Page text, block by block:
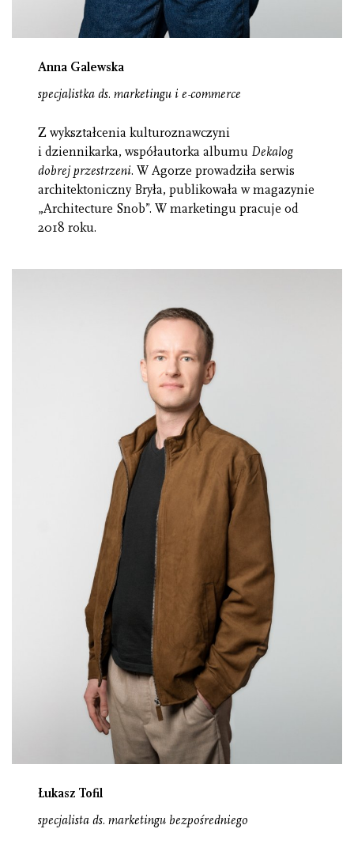
Anna Galewska
specjalistka ds. marketingu i e-commerce
Z wykształcenia kulturoznawczyni
i dziennikarka, współautorka albumu Dekalog
dobrej przestrzeni. W Agorze prowadziła serwis
architektoniczny Bryła, publikowała w magazynie
„Architecture Snob”. W marketingu pracuje od
2018 roku.
Łukasz Tofil
specjalista ds. marketingu bezpośredniego